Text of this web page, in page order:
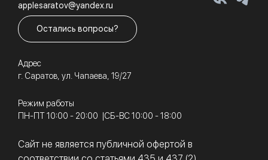
applesaratov@yandex.ru
Остались вопросы?
Адрес
г. Саратов, ул. Чапаева, 19/27
Режим работы
ПН-ПТ 10:00 - 20:00
СБ-ВС 10:00 - 18:00
Сайт не является публичной офертой в